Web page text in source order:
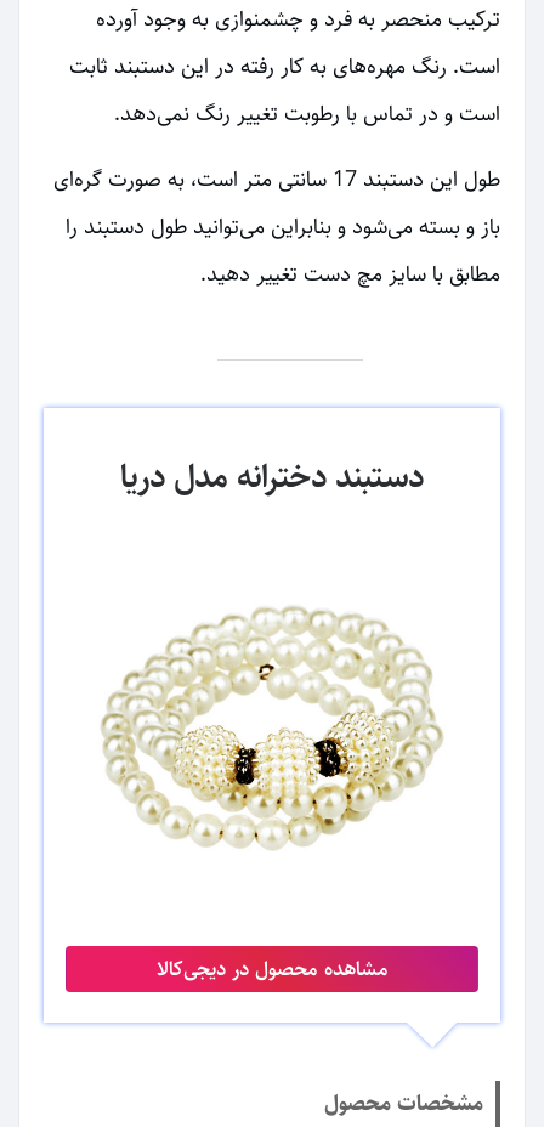
ترکیب منحصر به فرد و چشمنوازی به وجود آورده
است. رنگ مهره‌های به کار رفته در این دستبند ثابت
است و در تماس با رطوبت تغییر رنگ نمی‌دهد.
طول این دستبند 17 سانتی متر است، به صورت گره‌ای
باز و بسته می‌شود و بنابراین می‌توانید طول دستبند را
مطابق با سایز مچ دست تغییر دهید.
دستبند دخترانه مدل دریا
مشاهده محصول در دیجی‌کالا
مشخصات محصول